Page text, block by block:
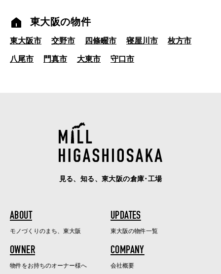
東大阪の物件
東大阪市 交野市 四條畷市 寝屋川市 枚方市
八尾市 門真市 大東市 守口市
見る、知る、東大阪の倉庫･工場
ABOUT
モノづくりのまち、東大阪
UPDATES
東大阪の物件一覧
OWNER
物件をお持ちのオーナー様へ
COMPANY
会社概要